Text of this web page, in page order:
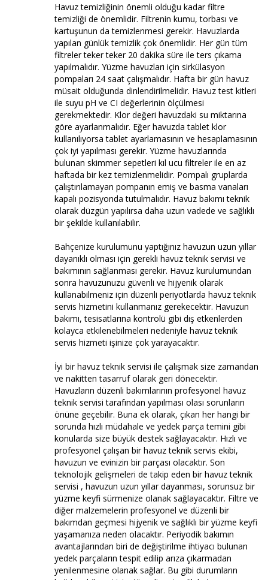
Havuz temizliğinin önemli olduğu kadar filtre
temizliği de önemlidir. Filtrenin kumu, torbası ve
kartuşunun da temizlenmesi gerekir. Havuzlarda
yapılan günlük temizlik çok önemlidir. Her gün tüm
filtreler teker teker 20 dakika süre ile ters çıkama
yapılmalıdır. Yüzme havuzları için sirkülasyon
pompaları 24 saat çalışmalıdır. Hafta bir gün havuz
müsait olduğunda dinlendirilmelidir. Havuz test kitleri
ile suyu pH ve CI değerlerinin ölçülmesi
gerekmektedir. Klor değeri havuzdaki su miktarına
göre ayarlanmalıdır. Eğer havuzda tablet klor
kullanılıyorsa tablet ayarlamasının ve hesaplamasının
çok iyi yapılması gerekir. Yüzme havuzlarında
bulunan skimmer sepetleri kıl ucu filtreler ile en az
haftada bir kez temizlenmelidir. Pompalı gruplarda
çalıştırılamayan pompanın emiş ve basma vanaları
kapalı pozisyonda tutulmalıdır. Havuz bakımı teknik
olarak düzgün yapılırsa daha uzun vadede ve sağlıklı
bir şekilde kullanılabilir.
Bahçenize kurulumunu yaptığınız havuzun uzun yıllar
dayanıklı olması için gerekli havuz teknik servisi ve
bakımının sağlanması gerekir. Havuz kurulumundan
sonra havuzunuzu güvenli ve hijyenik olarak
kullanabilmeniz için düzenli periyotlarda havuz teknik
servis hizmetini kullanmanız gerekecektir. Havuzun
bakımı, tesisatlarına kontrolü gibi dış etkenlerden
kolayca etkilenebilmeleri nedeniyle havuz teknik
servis hizmeti işinize çok yarayacaktır.
İyi bir havuz teknik servisi ile çalışmak size zamandan
ve nakitten tasarruf olarak geri dönecektir.
Havuzların düzenli bakımlarının profesyonel havuz
teknik servisi tarafından yapılması olası sorunların
önüne geçebilir. Buna ek olarak, çıkan her hangi bir
sorunda hızlı müdahale ve yedek parça temini gibi
konularda size büyük destek sağlayacaktır. Hızlı ve
profesyonel çalışan bir havuz teknik servis ekibi,
havuzun ve evinizin bir parçası olacaktır. Son
teknolojik gelişmeleri de takip eden bir havuz teknik
servisi , havuzun uzun yıllar dayanması, sorunsuz bir
yüzme keyfi sürmenize olanak sağlayacaktır. Filtre ve
diğer malzemelerin profesyonel ve düzenli bir
bakımdan geçmesi hijyenik ve sağlıklı bir yüzme keyfi
yaşamanıza neden olacaktır. Periyodik bakımın
avantajlarından biri de değiştirilme ihtiyacı bulunan
yedek parçaların tespit edilip arıza çıkarmadan
yenilenmesine olanak sağlar. Bu gibi durumların